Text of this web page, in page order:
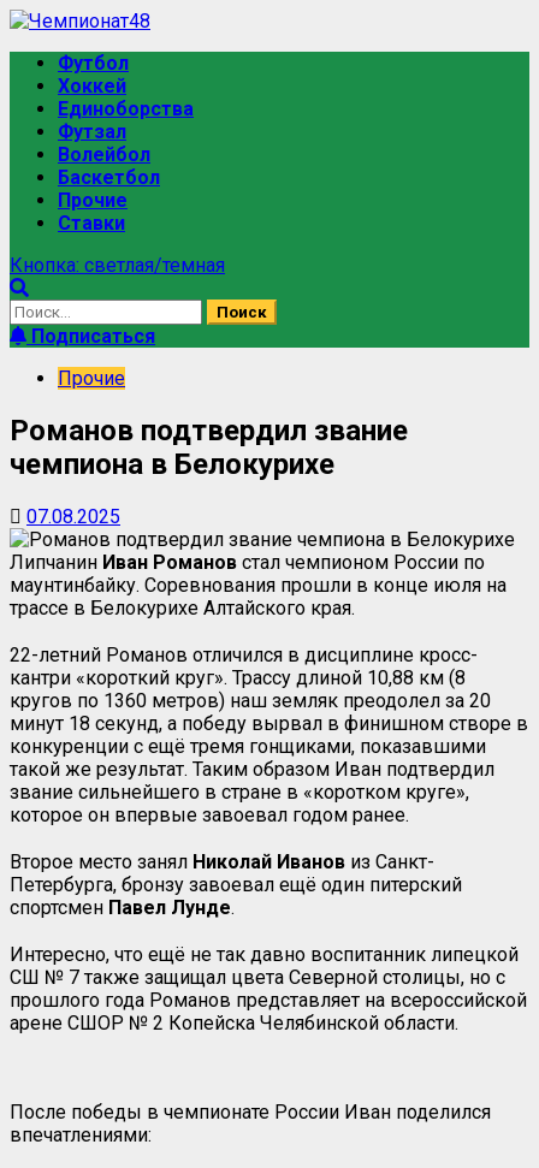
Футбол
Хоккей
Единоборства
Футзал
Волейбол
Баскетбол
Прочие
Ставки
Кнопка: светлая/темная
Подписаться
Прочие
Романов подтвердил звание
чемпиона в Белокурихе
07.08.2025
Липчанин Иван Романов стал чемпионом России по
маунтинбайку. Соревнования прошли в конце июля на
трассе в Белокурихе Алтайского края.
22-летний Романов отличился в дисциплине кросс-
кантри «короткий круг». Трассу длиной 10,88 км (8
кругов по 1360 метров) наш земляк преодолел за 20
минут 18 секунд, а победу вырвал в финишном створе в
конкуренции с ещё тремя гонщиками, показавшими
такой же результат. Таким образом Иван подтвердил
звание сильнейшего в стране в «коротком круге»,
которое он впервые завоевал годом ранее.
Второе место занял Николай Иванов из Санкт-
Петербурга, бронзу завоевал ещё один питерский
спортсмен Павел Лунде.
Интересно, что ещё не так давно воспитанник липецкой
СШ № 7 также защищал цвета Северной столицы, но с
прошлого года Романов представляет на всероссийской
арене СШОР № 2 Копейска Челябинской области.
После победы в чемпионате России Иван поделился
впечатлениями: